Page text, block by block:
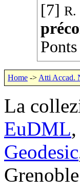
[7]R.
Home -> Atti Accad.
La
EuDML
Geodesic